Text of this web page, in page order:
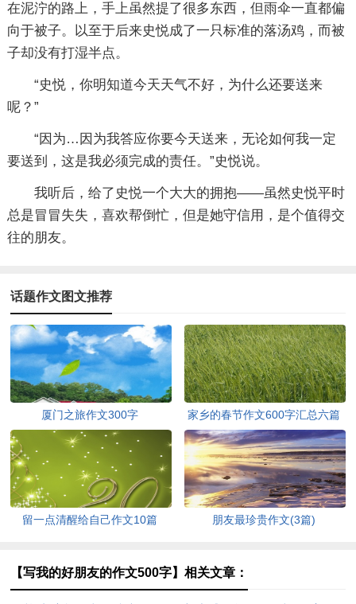
在泥泞的路上，手上虽然提了很多东西，但雨伞一直都偏
向于被子。以至于后来史悦成了一只标准的落汤鸡，而被
子却没有打湿半点。
“史悦，你明知道今天天气不好，为什么还要送来
呢？”
“因为…因为我答应你要今天送来，无论如何我一定
要送到，这是我必须完成的责任。”史悦说。
我听后，给了史悦一个大大的拥抱——虽然史悦平时
总是冒冒失失，喜欢帮倒忙，但是她守信用，是个值得交
往的朋友。
话题作文图文推荐
厦门之旅作文300字 家乡的春节作文600字汇总六篇
留一点清醒给自己作文10篇 朋友最珍贵作文(3篇)
【写我的好朋友的作文500字】相关文章：